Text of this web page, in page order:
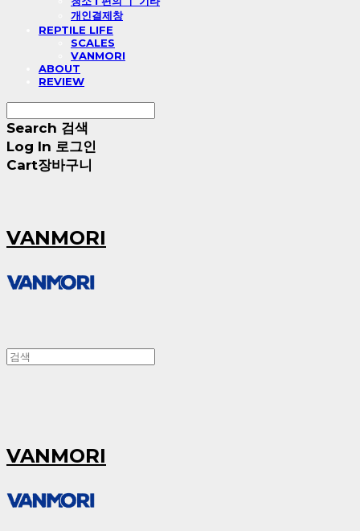
개인결제창
REPTILE LIFE
SCALES
VANMORI
ABOUT
REVIEW
Search 검색
Log In 로그인
Cart장바구니
VANMORI
VANMORI